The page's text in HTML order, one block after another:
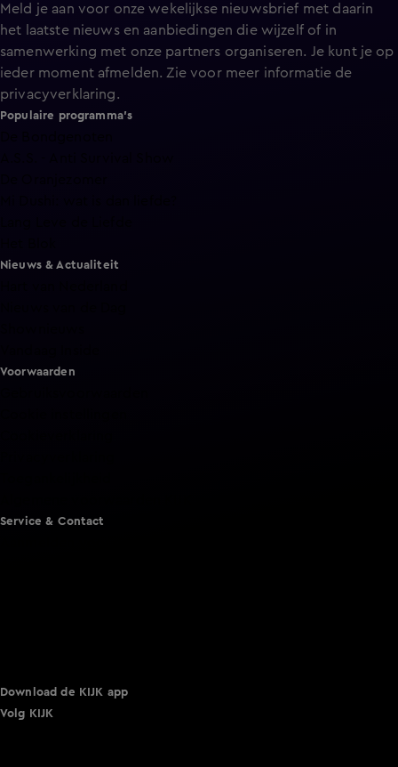
Meld je aan voor onze wekelijkse nieuwsbrief met daarin
het laatste nieuws en aanbiedingen die wijzelf of in
samenwerking met onze partners organiseren. Je kunt je op
ieder moment afmelden. Zie voor meer informatie de
privacyverklaring.
Populaire programma's
Nieuws & Actualiteit
Voorwaarden
Service & Contact
Download de KIJK app
Volg KIJK